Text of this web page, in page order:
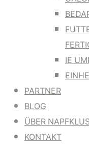
IE
PARTNER
BLOG
ÜBER
KONTAKT